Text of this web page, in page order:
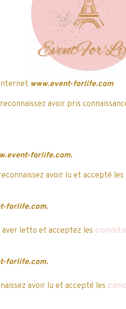
validation de
Un vent de
Contenance :
www.event-forlife.com
avoir pris
forlife.com.
avoir lu et accepté les
forlife.com.
aver letto et acceptez les
forlife.com.
avoir lu et accepté les